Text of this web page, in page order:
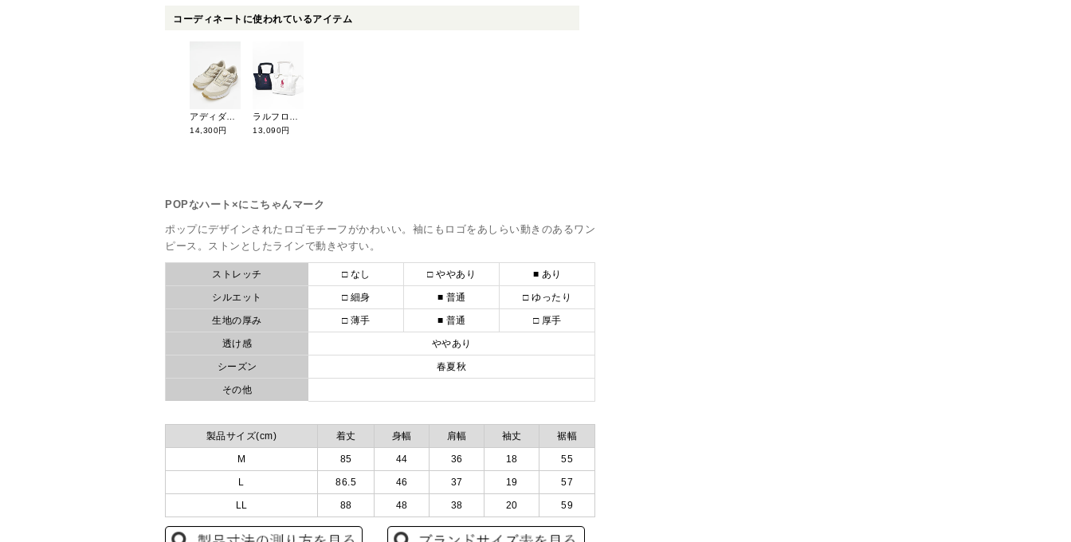
コーディネートに使われているアイテム
14,300円 13,090円
POPなハート×にこちゃんマーク
ポップにデザインされたロゴモチーフがかわいい。袖にもロゴをあしらい動きのあるワン
ピース。ストンとしたラインで動きやすい。
ストレッチ □ なし □ ややあり ■ あり
シルエット □ 細身 ■ 普通 □ ゆったり
生地の厚み □ 薄手 ■ 普通 □ 厚手
透け感 ややあり
シーズン 春夏秋
その他
製品サイズ(cm) 着丈 身幅 肩幅 袖丈 裾幅
M 85 44 36 18 55
L 86.5 46 37 19 57
LL 88 48 38 20 59